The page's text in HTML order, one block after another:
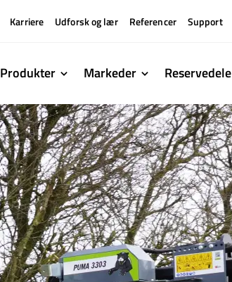
Karriere Udforsk og lær Referencer Support
Produkter Markeder Reservedele